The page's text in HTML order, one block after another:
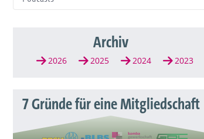
Archiv
2026 2025 2024 2023
7 Gründe für eine Mitgliedschaft